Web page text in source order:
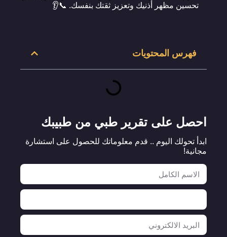
تحسين مظهر أذنيك وتعزيز ثقتك بنفسك. 📞👂
فهرس المحتويات
احصل على تقرير طبي من طبيبك
ابدأ تحولك اليوم .. قدم معلوماتك للحصول على استشارة
مجانية!